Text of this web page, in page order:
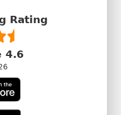
Rating
4.6